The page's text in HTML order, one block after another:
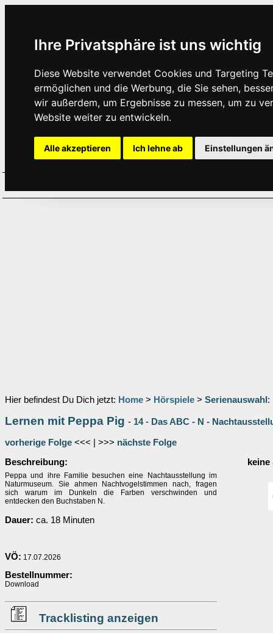
Ihre Privatsphäre ist uns wichtig
Diese Website verwendet Cookies und Targeting
ermöglichen und die Werbung, die Sie sehen,
wir außerdem, um Ergebnisse zu messen, um zu
Website weiter zu entwickeln.
Alle akzeptieren Ich lehne ab Einstellungen
Hier befindest Du Dich jetzt: Home > Hörspiele > Serienauswahl :
Lernen mit Peppa Pig - 14- Das ABC - N -
vorherige Folge <<< | >>> nächste Folge
Beschreibung:
Peppa und ihre Familie besuchen eine Nachtausstellung im
Naturmuseum. Sie ahmen Nachtvogelstimmen nach, fragen
sich warum im Dunkeln die Farben verschwinden und
entdecken den Buchstaben N.
Dauer: ca. 18 Minuten
VÖ: 17.07.2026
Bestellnummer:
Download
Tracklisting anzeigen